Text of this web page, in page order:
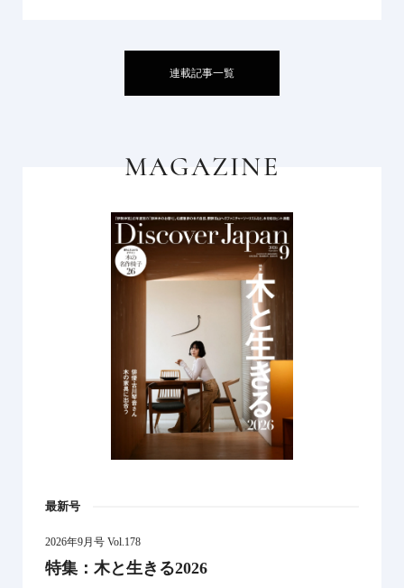
連載記事一覧
MAGAZINE
最新号
2026年9月号 Vol.178
特集：木と生きる2026